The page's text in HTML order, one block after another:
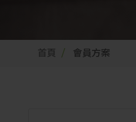
首頁 會員方案